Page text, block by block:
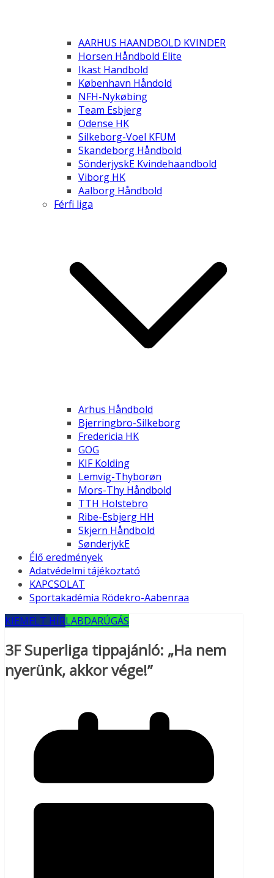
AARHUS HAANDBOLD KVINDER
Horsen Håndbold Elite
Ikast Handbold
København Håndold
NFH-Nykøbing
Team Esbjerg
Odense HK
Silkeborg-Voel KFUM
Skandeborg Håndbold
SönderjyskE Kvindehaandbold
Viborg HK
Aalborg Håndbold
Férfi liga
Arhus Håndbold
Bjerringbro-Silkeborg
Fredericia HK
GOG
KIF Kolding
Lemvig-Thyborøn
Mors-Thy Håndbold
TTH Holstebro
Ribe-Esbjerg HH
Skjern Håndbold
SønderjykE
Élő eredmények
Adatvédelmi tájékoztató
KAPCSOLAT
Sportakadémia Rödekro-Aabenraa
KIEMELT HÍRLABDARÚGÁS
3F Superliga tippajánló: „Ha nem
nyerünk, akkor vége!”